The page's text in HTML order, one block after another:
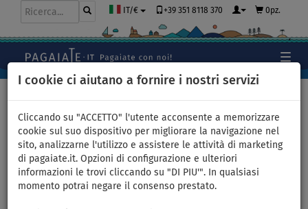
I cookie ci aiutano a fornire i nostri servizi
Cliccando su "ACCETTO" l'utente acconsente a memorizzare
cookie sul suo dispositivo per migliorare la navigazione nel
sito, analizzarne l'utilizzo e assistere le attività di marketing
di pagaiate.it. Opzioni di configurazione e ulteriori
informazioni le trovi cliccando su "DI PIU'". In qualsiasi
momento potrai negare il consenso prestato.
IT/€ +39 351 8118 370 0pz.
Gommone GLADIATOR
CLASSIC B330AL orange dark